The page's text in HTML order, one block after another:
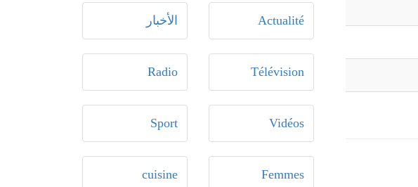
Actualité الأخبار
Télévision
Radio
Vidéos
Sport
Femmes
cuisine